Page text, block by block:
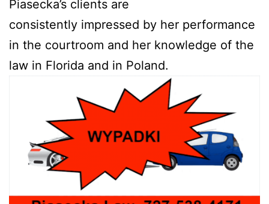
Piasecka’s clients are
consistently impressed by her performance
in the courtroom and her knowledge of the
law in Florida and in Poland.